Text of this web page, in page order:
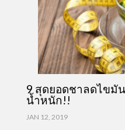
9 สุดยอดชาลดไขมั
น้ำหนัก!!
JAN 12, 2019